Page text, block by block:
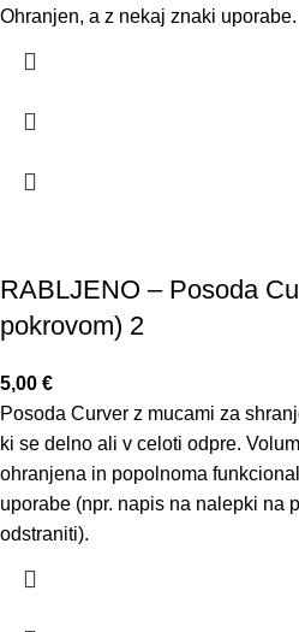
Ohranjen, a z nekaj znaki uporabe.
RABLJENO – Posoda
pokrovom) 2
5,00 €
Posoda Curver z mucami za
ki se delno ali v celoti odpre.
ohranjena in popolnoma
uporabe (npr. napis na nalepki na
odstraniti).